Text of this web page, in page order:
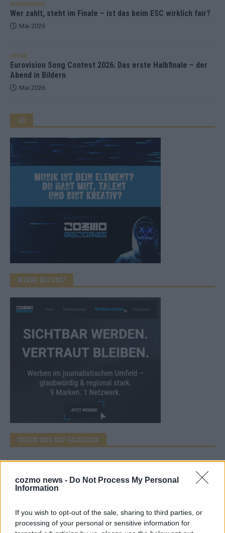
cozmo news - Do Not Process My Personal
Information
If you wish to opt-out of the sale, sharing to third parties, or
processing of your personal or sensitive information for
KOMMENTAR
Wer zahlt, steht im Finale – ist das beim ESC wirklich fair?
Mai 2026
EXTRA
Eurovision Song Contest 2026: Das erste Halbfinale – der
Abend in Bildern
Mai 2026
AD
WERBE BEI UNS!
CHECK UNS AUF FACEBOOK